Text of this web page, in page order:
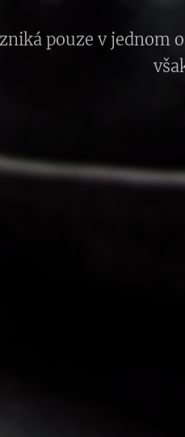
pouze v jednom